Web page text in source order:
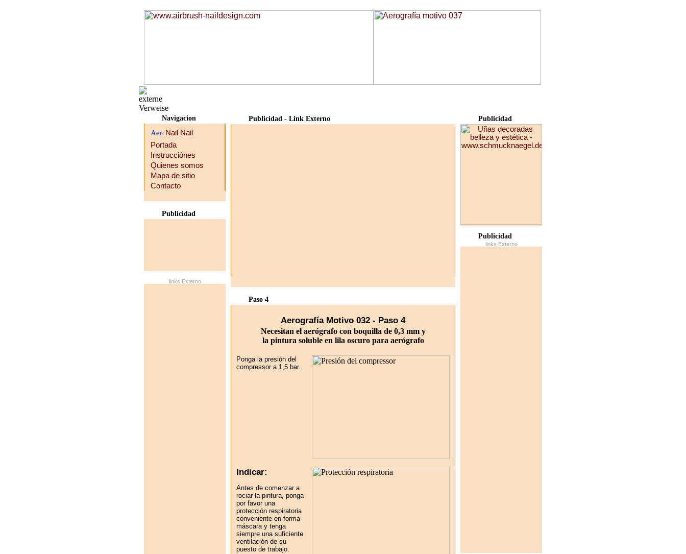
Publicidad - Link Externo
Paso 4
Aerografía Motivo 032 - Paso 4
Necesitan el aerógrafo con boquilla de 0,3 mm y
la pintura soluble en lila oscuro para aerógrafo
Ponga la presión del
compressor a 1,5 bar.
Indicar:
Antes de comenzar a
rociar la pintura, ponga
por favor una
protección respiratoria
conveniente en forma
máscara y tenga
siempre una suficiente
ventilación de su
puesto de trabajo.
Publicidad
Publicidad
links Externo
Navigacion
Portada
Instrucciónes
Quienes somos
Mapa de sitio
Contacto
Publicidad
links Externo